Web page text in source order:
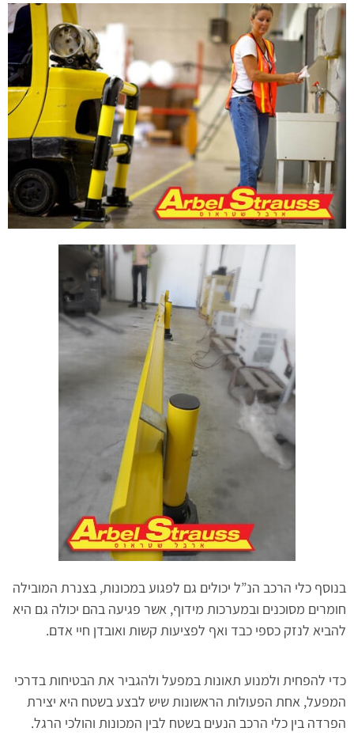
בנוסף כלי הרכב הנ”ל יכולים גם לפגוע במכונות, בצנרת המובילה
חומרים מסוכנים ובמערכות מידוף, אשר פגיעה בהם יכולה גם היא
להביא לנזק כספי כבד ואף לפציעות קשות ואובדן חיי אדם.
כדי להפחית ולמנוע תאונות במפעל ולהגביר את הבטיחות בדרכי
המפעל, אחת הפעולות הראשונות שיש לבצע בשטח היא יצירת
הפרדה בין כלי הרכב הנעים בשטח לבין המכונות והולכי הרגל.